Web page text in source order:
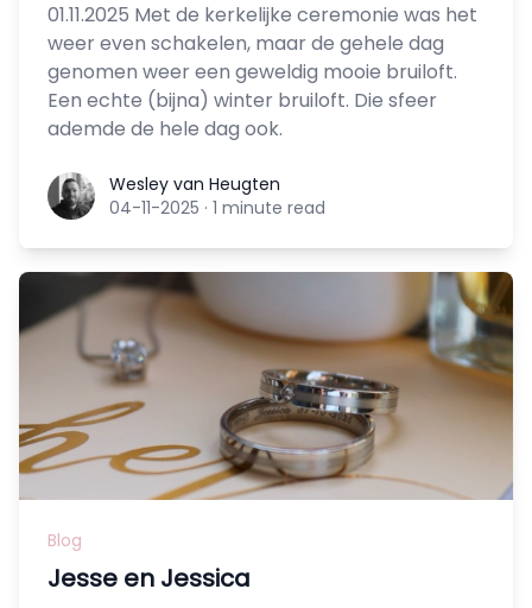
01.11.2025 Met de kerkelijke ceremonie was het
weer even schakelen, maar de gehele dag
genomen weer een geweldig mooie bruiloft.
Een echte (bijna) winter bruiloft. Die sfeer
ademde de hele dag ook.
Wesley van Heugten
Wesley van Heugten
04-11-2025 · 1 minute read
Blog
Jesse en Jessica